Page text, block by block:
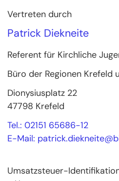
Vertreten durch
Patrick Diekneite
Referent für Kirchliche
Büro der Regionen Krefeld
Dionysiusplatz 22
47798 Krefeld
Tel.: 02151 65686-12
E-Mail:
Umsatzsteuer-